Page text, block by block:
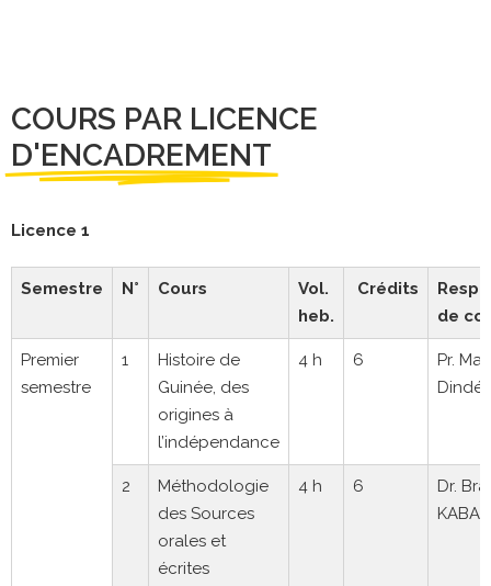
COURS PAR LICENCE
D'ENCADREMENT
Licence 1
Semestre N° Cours
Vol.
heb.
Crédits
de
Premier
semestre
1
Histoire de
Guinée, des
origines à
l’indépendance
4 h 6
Pr.
Dindé
2
Méthodologie
des Sources
orales et
écrites
4 h 6
Dr.
KABA